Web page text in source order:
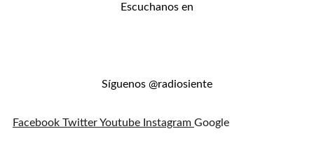
Escuchanos en
Síguenos @radiosiente
Facebook TwitterYoutube Instagram Google